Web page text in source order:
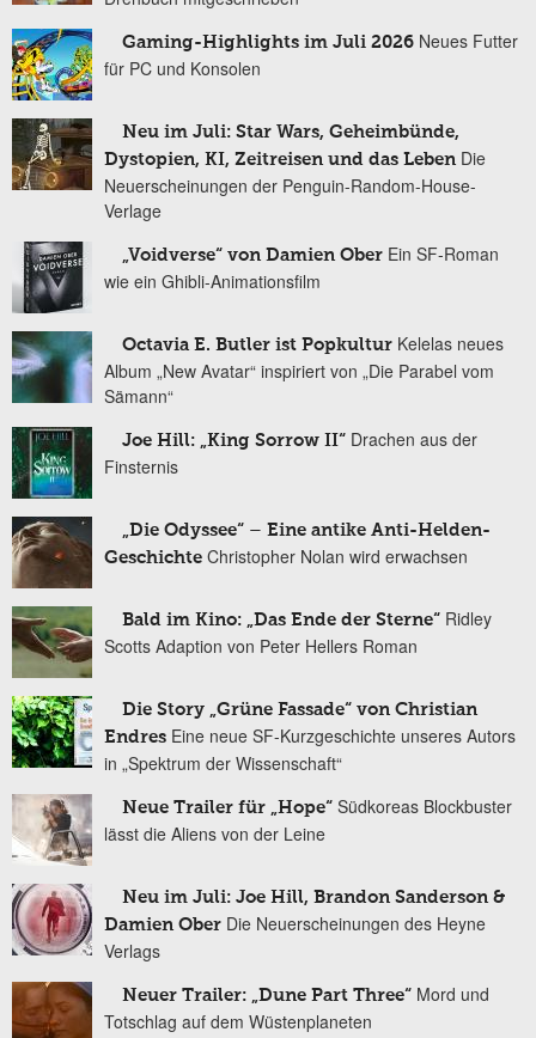
Gaming-Highlights im Juli 2026 Neues Futter
für PC und Konsolen
Neu im Juli: Star Wars, Geheimbünde,
Dystopien, KI, Zeitreisen und das Leben Die
Neuerscheinungen der Penguin-Random-House-
Verlage
„Voidverse“ von Damien Ober Ein SF-Roman
wie ein Ghibli-Animationsfilm
Octavia E. Butler ist Popkultur Kelelas neues
Album „New Avatar“ inspiriert von „Die Parabel vom
Sämann“
Joe Hill: „King Sorrow II“ Drachen aus der
Finsternis
„Die Odyssee“ – Eine antike Anti-Helden-
Geschichte Christopher Nolan wird erwachsen
Bald im Kino: „Das Ende der Sterne“ Ridley
Scotts Adaption von Peter Hellers Roman
Die Story „Grüne Fassade“ von Christian
Endres Eine neue SF-Kurzgeschichte unseres Autors
in „Spektrum der Wissenschaft“
Neue Trailer für „Hope“ Südkoreas Blockbuster
lässt die Aliens von der Leine
Neu im Juli: Joe Hill, Brandon Sanderson &
Damien Ober Die Neuerscheinungen des Heyne
Verlags
Neuer Trailer: „Dune Part Three“ Mord und
Totschlag auf dem Wüstenplaneten